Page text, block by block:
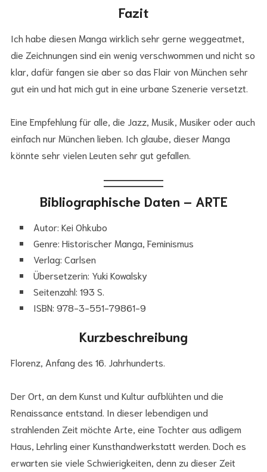
Fazit
Ich habe diesen Manga wirklich sehr gerne weggeatmet,
die Zeichnungen sind ein wenig verschwommen und nicht so
klar, dafür fangen sie aber so das Flair von München sehr
gut ein und hat mich gut in eine urbane Szenerie versetzt.
Eine Empfehlung für alle, die Jazz, Musik, Musiker oder auch
einfach nur München lieben. Ich glaube, dieser Manga
könnte sehr vielen Leuten sehr gut gefallen.
Bibliographische Daten – ARTE
Autor: Kei Ohkubo
Genre: Historischer Manga, Feminismus
Verlag: Carlsen
Übersetzerin: Yuki Kowalsky
Seitenzahl: 193 S.
ISBN: 978-3-551-79861-9
Kurzbeschreibung
Florenz, Anfang des 16. Jahrhunderts.
Der Ort, an dem Kunst und Kultur aufblühten und die
Renaissance entstand. In dieser lebendigen und
strahlenden Zeit möchte Arte, eine Tochter aus adligem
Haus, Lehrling einer Kunsthandwerkstatt werden. Doch es
erwarten sie viele Schwierigkeiten, denn zu dieser Zeit